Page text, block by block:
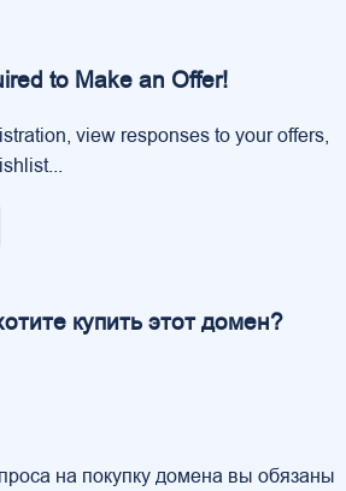
to Make an Offer!
view responses to your offers,
купить этот домен?
на покупку домена вы обязаны